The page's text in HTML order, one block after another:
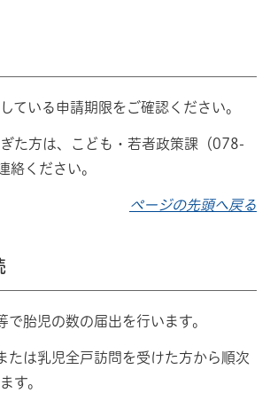
ている申請期限をご確認ください。
た方は、こども・若者政策課（078-
ください。
ページの先頭へ戻る
胎児の数の届出を行います。
は乳児全戸訪問を受けた方から順次
す。